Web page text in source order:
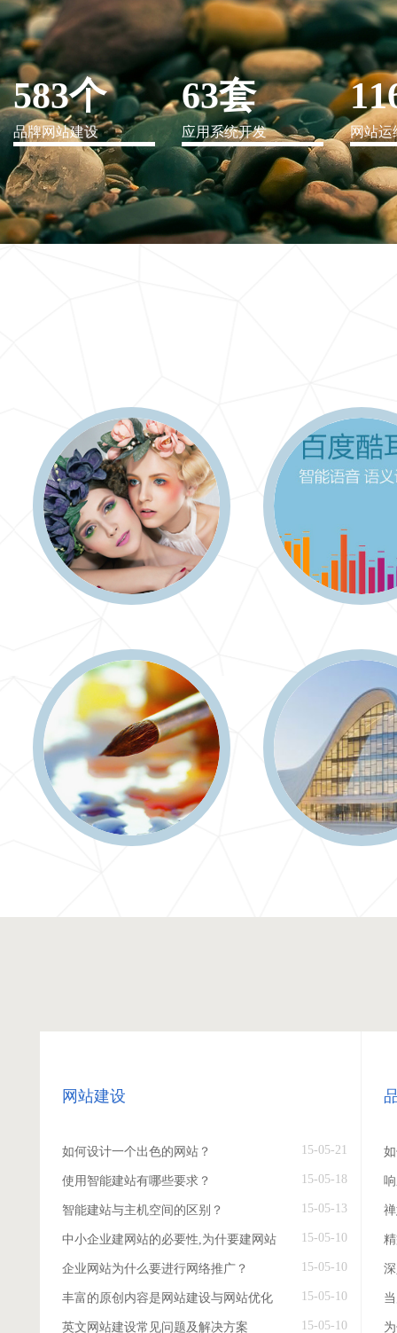
IT行业解决方案
信息爆炸时代，信息传递是否做到更新、更全、更
快
583个
品牌网站建设
63套
应用系统开发 网站运
网站建设
如何设计一个出色的网站？ 15-05-21
使用智能建站有哪些要求？ 15-05-18
智能建站与主机空间的区别？ 15-05-13
中小企业建网站的必要性,为什要建网站 15-05-10
企业网站为什么要进行网络推广？ 15-05-10
丰富的原创内容是网站建设与网站优化 15-05-10
英文网站建设常见问题及解决方案 15-05-10